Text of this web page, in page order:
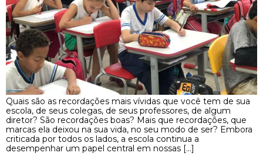
Quais são as recordações mais vívidas que você tem de sua
escola, de seus colegas, de seus professores, de algum
diretor? São recordações boas? Mais que recordações, que
marcas ela deixou na sua vida, no seu modo de ser? Embora
criticada por todos os lados, a escola continua a
desempenhar um papel central em nossas […]